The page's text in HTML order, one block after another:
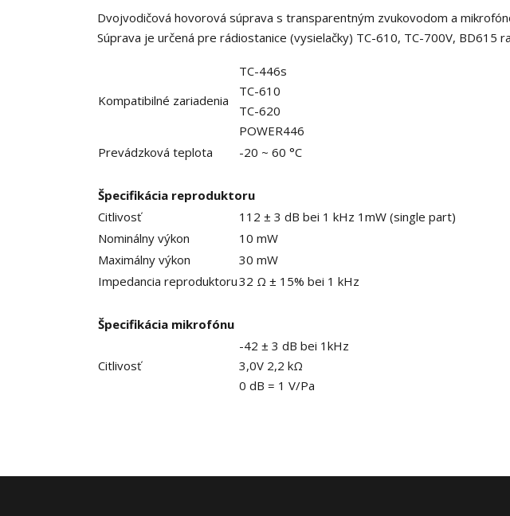
Dvojvodičová hovorová súprava s transparentným zvukovodom a
Súprava je určená pre rádiostanice (vysielačky) TC-610, TC-700V, BD615
Kompatibilné zariadenia
TC-446s
TC-610
TC-620
POWER446
Prevádzková teplota
-20 ~ 60 °C
Špecifikácia reproduktoru
Citlivosť
112 ± 3 dB bei 1 kHz 1mW (single part)
Nominálny výkon
10 mW
Maximálny výkon
30 mW
Impedancia reproduktoru32 Ω ± 15% bei 1 kHz
Špecifikácia mikrofónu
Citlivosť
-42 ± 3 dB bei 1kHz
3,0V 2,2 kΩ
0 dB = 1 V/Pa